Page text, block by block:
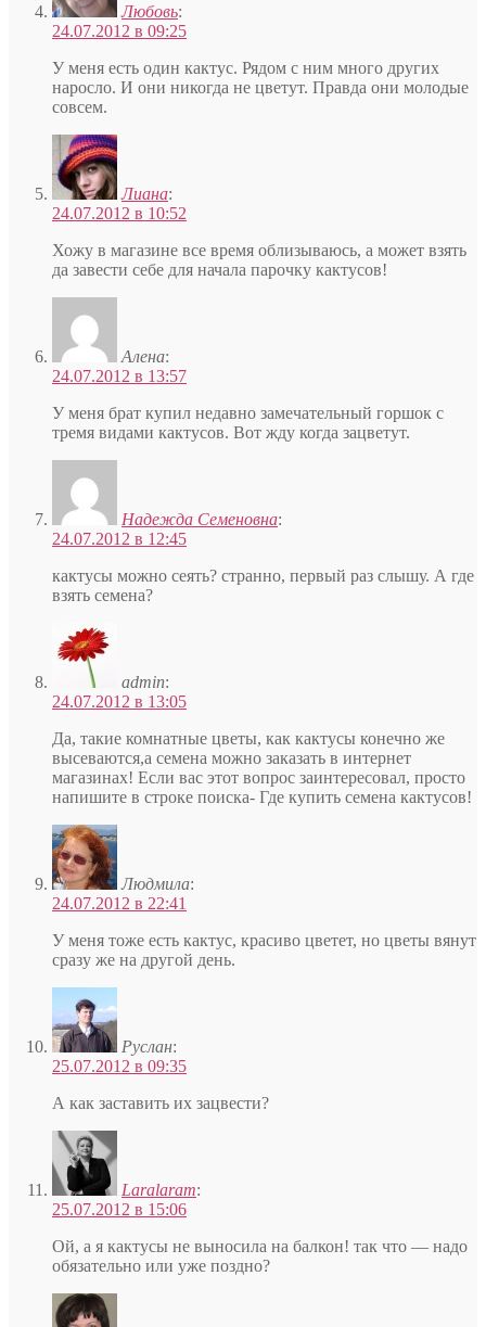
Любовь:
24.07.2012 в 09:25
У меня есть один кактус. Рядом с ним много других
наросло. И они никогда не цветут. Правда они молодые
совсем.
Лиана:
24.07.2012 в 10:52
Хожу в магазине все время облизываюсь, а может взять
да завести себе для начала парочку кактусов!
Алена:
24.07.2012 в 13:57
У меня брат купил недавно замечательный горшок с
тремя видами кактусов. Вот жду когда зацветут.
Надежда Семеновна:
24.07.2012 в 12:45
кактусы можно сеять? странно, первый раз слышу. А где
взять семена?
admin:
24.07.2012 в 13:05
Да, такие комнатные цветы, как кактусы конечно же
высеваются,а семена можно заказать в интернет
магазинах! Если вас этот вопрос заинтересовал, просто
напишите в строке поиска- Где купить семена кактусов!
Людмила:
24.07.2012 в 22:41
У меня тоже есть кактус, красиво цветет, но цветы вянут
сразу же на другой день.
Руслан:
25.07.2012 в 09:35
А как заставить их зацвести?
Laralaram:
25.07.2012 в 15:06
Ой, а я кактусы не выносила на балкон! так что — надо
обязательно или уже поздно?